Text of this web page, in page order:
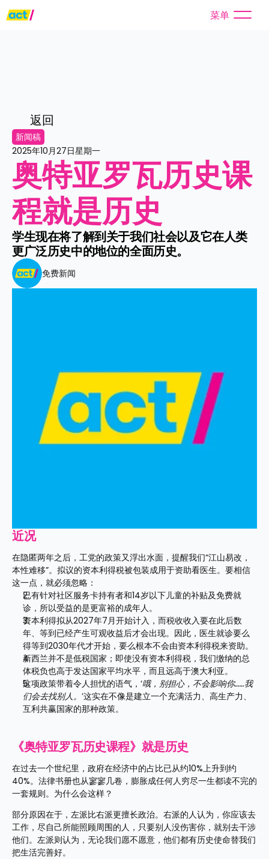
菜单
返回
新闻稿
2025年10月27日星期一
奥特亚罗瓦历史课
程就是历史
学生现在将了解到关于我们社会以及它在人类
更广泛历史中的地位的全面历史。
免费新闻
近况
在隐匿两年之后，工党的政策又浮出水面，提醒我们“江山易改，
本性难移”。拟议的资本利得税被包装成用于资助看医生。要相信
这一点，就必须忽略：
已有针对社区服务卡持有者和14岁以下儿童的补贴及免费就
诊，所以受益的是更富裕的成年人。
资本利得拟从2027年7月开始计入，而税收收入要在此后数
年、等到已经产生可观收益后才会出现。因此，医生就诊要么
得等到2030年代才开始，要么根本不会由资本利得税来资助。
新西兰并不是低税国家；即使没有资本利得税，我们缴纳的总
体税负也高于发达国家平均水平，而且远高于澳大利亚。
这项政策带着令人担忧的语气，‘哦，别担心，不会影响你……我
们会去找别人。 ’这实在不像是建立一个充满活力、高生产力、
互利共赢国家的那种政策。
《奥特亚罗瓦历史课程》就是历史
在过去一个世纪里，政府在经济中的占比已从约10%上升到约
40%。法律书册也从寥寥几卷，膨胀成任何人穷尽一生都读不完的
一套规则。为什么会这样？
部分原因在于，左派比右派更擅长政治。右派的人认为，你应该去
工作，尽自己所能照顾周围的人，只要别人没伤害你，就别去干涉
他们。左派则认为，无论我们愿不愿意，他们都有历史使命替我们
把生活完善好。